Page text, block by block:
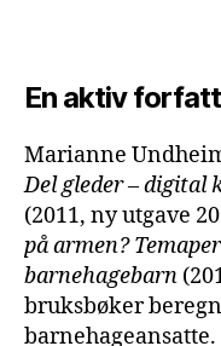
En aktiv
Marianne
Del gleder – digital
(2011, ny utgave
på armen?
barnehagebarn
bruksbøker